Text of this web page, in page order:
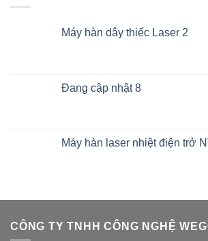
Máy hàn dây thiếc Laser 2
Đang cập nhật 8
Máy hàn laser nhiệt điện trở
CÔNG TY TNHH CÔNG NGHỆ